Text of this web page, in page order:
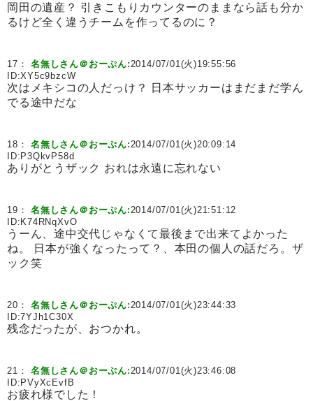
岡田の遺産？ 引きこもりカウンターのままなら話も分か
るけど全く違うチームを作ってるのに？
17：名無しさん＠おーぷん:2014/07/01(火)19:55:56
ID:XY5c9bzcW
次はメキシコの人だっけ？ 日本サッカーはまだまだ学ん
でる途中だな
18：名無しさん＠おーぷん:2014/07/01(火)20:09:14
ID: P3QkvP58d
ありがとうザック おれは永遠に忘れない
19：名無しさん＠おーぷん:2014/07/01(火)21:51:12
ID: K74RNqXvO
うーん、途中交代じゃなくて最後まで出来てよかった
ね。 日本が強くなったって？、本田の個人の話だろ。ザ
ック笑
20：名無しさん＠おーぷん:2014/07/01(火)23:44:33
ID:7YJh1C30X
残念だったが、おつかれ。
21：名無しさん＠おーぷん:2014/07/01(火)23:46:08
ID: PVyXcEvfB
お疲れ様でした！